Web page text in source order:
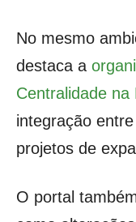
No mesmo
destaca a
Centralidade na
integração
projetos de
O portal